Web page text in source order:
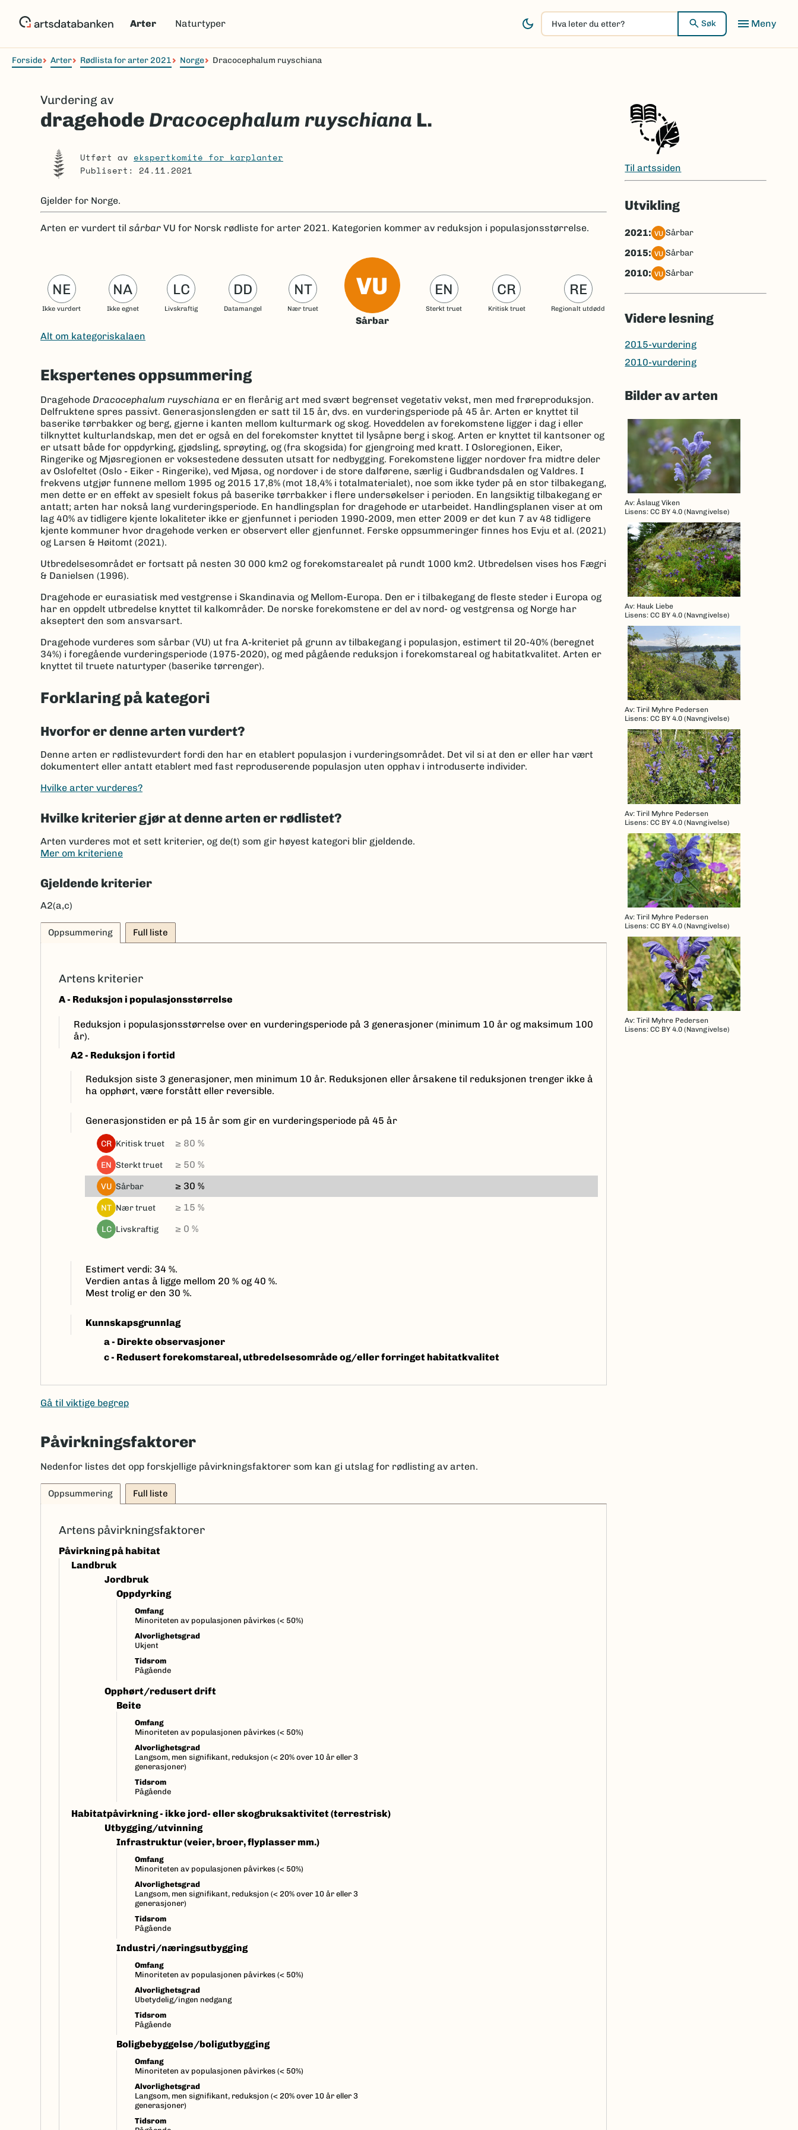
Arter Naturtyper
Hva
leter
du
Søk Meny
Navigasjonssti
Forside Arter Rødlista for arter 2021 Norge Dracocephalum ruyschiana
Vurdering av
dragehode Dracocephalum ruyschiana L.
Utført av ekspertkomité for karplanter
Publisert: 24.11.2021
Gjelder for Norge.
Arten er vurdert til sårbar VU for Norsk rødliste for arter 2021. Kategorien kommer av reduksjon i populasjonsstørrelse.
NE
Ikke vurdert
NA
Ikke egnet
LC
Livskraftig
DD
Datamangel
NT
Nær truet
VU
Sårbar
EN
Sterkt truet
CR
Kritisk truet
RE
Regionalt utdødd
Alt om kategoriskalaen
Ekspertenes oppsummering
Dragehode Dracocephalum ruyschiana er en flerårig art med svært begrenset vegetativ vekst, men med frøreproduksjon.
Delfruktene spres passivt. Generasjonslengden er satt til 15 år, dvs. en vurderingsperiode på 45 år. Arten er knyttet til
baserike tørrbakker og berg, gjerne i kanten mellom kulturmark og skog. Hoveddelen av forekomstene ligger i dag i eller
tilknyttet kulturlandskap, men det er også en del forekomster knyttet til lysåpne berg i skog. Arten er knyttet til kantsoner og
er utsatt både for oppdyrking, gjødsling, sprøyting, og (fra skogsida) for gjengroing med kratt. I Osloregionen, Eiker,
Ringerike og Mjøsregionen er voksestedene dessuten utsatt for nedbygging. Forekomstene ligger nordover fra midtre deler
av Oslofeltet (Oslo - Eiker - Ringerike), ved Mjøsa, og nordover i de store dalførene, særlig i Gudbrandsdalen og Valdres. I
frekvens utgjør funnene mellom 1995 og 2015 17,8% (mot 18,4% i totalmaterialet), noe som ikke tyder på en stor tilbakegang,
men dette er en effekt av spesielt fokus på baserike tørrbakker i flere undersøkelser i perioden. En langsiktig tilbakegang er
antatt; arten har nokså lang vurderingsperiode. En handlingsplan for dragehode er utarbeidet. Handlingsplanen viser at om
lag 40% av tidligere kjente lokaliteter ikke er gjenfunnet i perioden 1990-2009, men etter 2009 er det kun 7 av 48 tidligere
kjente kommuner hvor dragehode verken er observert eller gjenfunnet. Ferske oppsummeringer finnes hos Evju et al. (2021)
og Larsen & Høitomt (2021).
Utbredelsesområdet er fortsatt på nesten 30 000 km2 og forekomstarealet på rundt 1000 km2. Utbredelsen vises hos Fægri
& Danielsen (1996).
Dragehode er eurasiatisk med vestgrense i Skandinavia og Mellom-Europa. Den er i tilbakegang de fleste steder i Europa og
har en oppdelt utbredelse knyttet til kalkområder. De norske forekomstene er del av nord- og vestgrensa og Norge har
akseptert den som ansvarsart.
Dragehode vurderes som sårbar (VU) ut fra A-kriteriet på grunn av tilbakegang i populasjon, estimert til 20-40% (beregnet
34%) i foregående vurderingsperiode (1975-2020), og med pågående reduksjon i forekomstareal og habitatkvalitet. Arten er
knyttet til truete naturtyper (baserike tørrenger).
Forklaring på kategori
Hvorfor er denne arten vurdert?
Denne arten er rødlistevurdert fordi den har en etablert populasjon i vurderingsområdet. Det vil si at den er eller har vært
dokumentert eller antatt etablert med fast reproduserende populasjon uten opphav i introduserte individer.
Hvilke arter vurderes?
Hvilke kriterier gjør at denne arten er rødlistet?
Arten vurderes mot et sett kriterier, og de(t) som gir høyest kategori blir gjeldende.
Mer om kriteriene
Gjeldende kriterier
A2(a,c)
Oppsummering Full liste
Artens kriterier
A - Reduksjon i populasjonsstørrelse
Reduksjon i populasjonsstørrelse over en vurderingsperiode på 3 generasjoner (minimum 10 år og maksimum 100
år).
A2 - Reduksjon i fortid
Reduksjon siste 3 generasjoner, men minimum 10 år. Reduksjonen eller årsakene til reduksjonen trenger ikke å
ha opphørt, være forstått eller reversible.
Generasjonstiden er på 15 år som gir en vurderingsperiode på 45 år
CR kritisk truet ≥ 80 %
EN sterkt truet ≥ 50 %
VU sårbar ≥ 30 %
NT nær truet ≥ 15 %
LC livskraftig ≥ 0 %
Estimert verdi: 34 %.
Verdien antas å ligge mellom 20 % og 40 %.
Mest trolig er den 30 %.
Kunnskapsgrunnlag
a - Direkte observasjoner
c - Redusert forekomstareal, utbredelsesområde og/eller forringet habitatkvalitet
Gå til viktige begrep
Påvirkningsfaktorer
Nedenfor listes det opp forskjellige påvirkningsfaktorer som kan gi utslag for rødlisting av arten.
Oppsummering Full liste
Artens påvirkningsfaktorer
Påvirkning på habitat
Landbruk
Jordbruk
Oppdyrking
Omfang
Minoriteten av populasjonen påvirkes (< 50%)
Alvorlighetsgrad
Ukjent
Tidsrom
Pågående
Opphørt/redusert drift
Beite
Omfang
Minoriteten av populasjonen påvirkes (< 50%)
Alvorlighetsgrad
Langsom, men signifikant, reduksjon (< 20% over 10 år eller 3
generasjoner)
Tidsrom
Pågående
Habitatpåvirkning - ikke jord- eller skogbruksaktivitet (terrestrisk)
Utbygging/utvinning
Infrastruktur (veier, broer, flyplasser mm.)
Omfang
Minoriteten av populasjonen påvirkes (< 50%)
Alvorlighetsgrad
Langsom, men signifikant, reduksjon (< 20% over 10 år eller 3
generasjoner)
Tidsrom
Pågående
Industri/næringsutbygging
Omfang
Minoriteten av populasjonen påvirkes (< 50%)
Alvorlighetsgrad
Ubetydelig/ingen nedgang
Tidsrom
Pågående
Boligbebyggelse/boligutbygging
Omfang
Minoriteten av populasjonen påvirkes (< 50%)
Alvorlighetsgrad
Langsom, men signifikant, reduksjon (< 20% over 10 år eller 3
generasjoner)
Tidsrom
Til artssiden
Utvikling
2021: VU sårbar
2015: VU sårbar
2010: VU sårbar
Videre lesning
2015-vurdering
2010-vurdering
Bilder av arten
Av: Åslaug Viken
Lisens: CC BY 4.0 (Navngivelse)
Av: Hauk Liebe
Lisens: CC BY 4.0 (Navngivelse)
Av: Tiril Myhre Pedersen
Lisens: CC BY 4.0 (Navngivelse)
Av: Tiril Myhre Pedersen
Lisens: CC BY 4.0 (Navngivelse)
Av: Tiril Myhre Pedersen
Lisens: CC BY 4.0 (Navngivelse)
Av: Tiril Myhre Pedersen
Lisens: CC BY 4.0 (Navngivelse)